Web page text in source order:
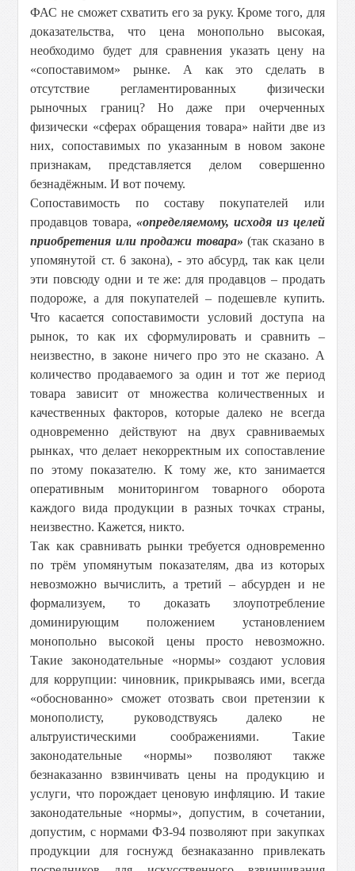
ФАС не сможет схватить его за руку. Кроме того, для
доказательства, что цена монопольно высокая,
необходимо будет для сравнения указать цену на
«сопоставимом» рынке. А как это сделать в
отсутствие регламентированных физически
рыночных границ? Но даже при очерченных
физически «сферах обращения товара» найти две из
них, сопоставимых по указанным в новом законе
признакам, представляется делом совершенно
безнадёжным. И вот почему.
Сопоставимость по составу покупателей или
продавцов товара,«определяемому, исходя из целей
приобретения или продажи товара» (так сказано в
упомянутой ст. 6 закона), - это абсурд, так как цели
эти повсюду одни и те же: для продавцов – продать
подороже, а для покупателей – подешевле купить.
Что касается сопоставимости условий доступа на
рынок, то как их сформулировать и сравнить –
неизвестно, в законе ничего про это не сказано. А
количество продаваемого за один и тот же период
товара зависит от множества количественных и
качественных факторов, которые далеко не всегда
одновременно действуют на двух сравниваемых
рынках, что делает некорректным их сопоставление
по этому показателю. К тому же, кто занимается
оперативным мониторингом товарного оборота
каждого вида продукции в разных точках страны,
неизвестно. Кажется, никто.
Так как сравнивать рынки требуется одновременно
по трём упомянутым показателям, два из которых
невозможно вычислить, а третий – абсурден и не
формализуем, то доказать злоупотребление
доминирующим положением установлением
монопольно высокой цены просто невозможно.
Такие законодательные «нормы» создают условия
для коррупции: чиновник, прикрываясь ими, всегда
«обоснованно» сможет отозвать свои претензии к
монополисту, руководствуясь далеко не
альтруистическими соображениями. Такие
законодательные «нормы» позволяют также
безнаказанно взвинчивать цены на продукцию и
услуги, что порождает ценовую инфляцию. И такие
законодательные «нормы», допустим, в сочетании,
допустим, с нормами ФЗ-94 позволяют при закупках
продукции для госнужд безнаказанно привлекать